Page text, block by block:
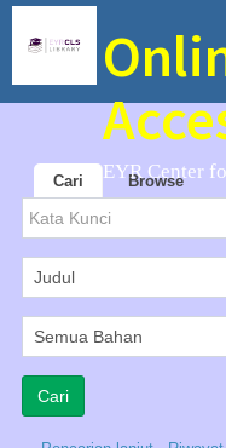
EYR Center
Cari Browse